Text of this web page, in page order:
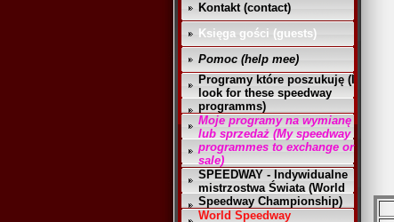
Kontakt (contact)
Księga gości (guests)
Pomoc (help mee)
Programy które poszukuję (I
look for these speedway
programms)
Moje programy na wymianę
lub sprzedaż (My speedway
programmes to exchange or
sale)
SPEEDWAY - Indywidualne
mistrzostwa Świata (World
Speedway Championship)
World Speedway